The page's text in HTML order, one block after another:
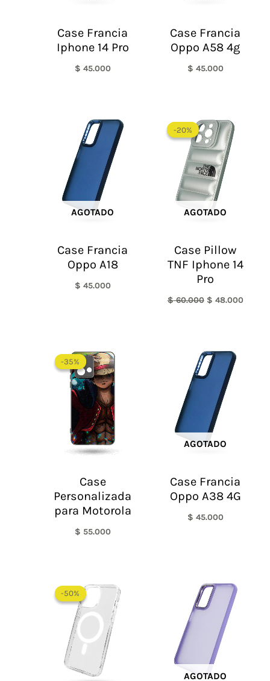
Case Francia
Iphone 14 Pro
$ 45.000
Case Francia
Oppo A58 4g
$ 45.000
AGOTADO
Case Francia
Oppo A18
$ 45.000
-20%
AGOTADO
-20%
Case Pillow
TNF Iphone 14
Pro
$60.000
precio
original
era:
$ 60.000.
$ 48.000
-35%
-35%
Case
Personalizada
para Motorola
$ 55.000
AGOTADO
Case Francia
Oppo A38 4G
$ 45.000
-50%
-50%
de
precios:
desde
$ 30.000
hasta
AGOTADO